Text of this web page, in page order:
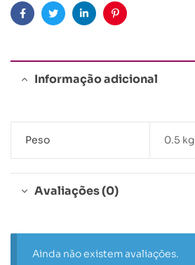
FacebookTwitterLinkedinPinterest
Informação adicional
Peso 0.5 kg
Avaliações (0)
Ainda não existem avaliações.